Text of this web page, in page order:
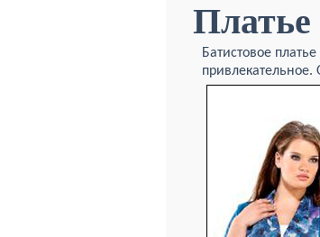
Платье
Батистовое